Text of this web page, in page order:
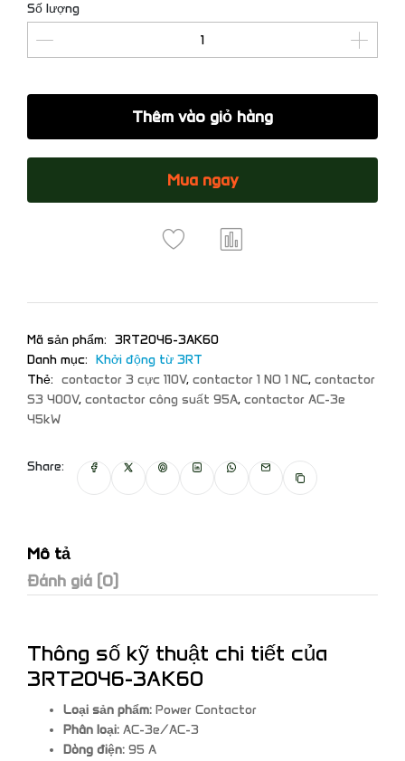
Số lượng
Thêm vào giỏ hàng
Mua ngay
Mã sản phẩm: 3RT2046-3AK60
Danh mục: Khởi động từ 3RT
Thẻ: contactor 3 cực 110V, contactor 1 NO 1 NC, contactor
S3 400V, contactor công suất 95A, contactor AC-3e
45kW
Share:
Mô tả
Đánh giá (0)
Thông số kỹ thuật chi tiết của
3RT2046-3AK60
Loại sản phẩm: Power Contactor
Phân loại: AC-3e/AC-3
Dòng điện: 95 A